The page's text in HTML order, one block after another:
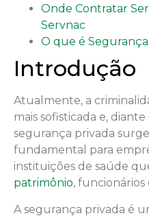
Onde Contratar
Servnac
O que é
Introdução
Atualmente, a
mais sofisticada e,
segurança privada
fundamental para
instituições de saúde
patrimônio, funcionários
A segurança privada é